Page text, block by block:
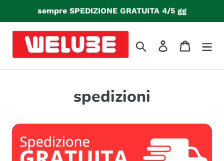
direttamente
contenuti
sempre SPEDIZIONE GRATUITA 4/5 gg
Cerca Accedi Carrello
spedizioni